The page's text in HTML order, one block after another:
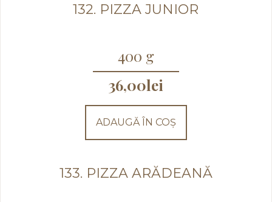
132. PIZZA JUNIOR
400 g
36,00lei
ADAUGĂ ÎN COȘ
133. PIZZA ARĂDEANĂ